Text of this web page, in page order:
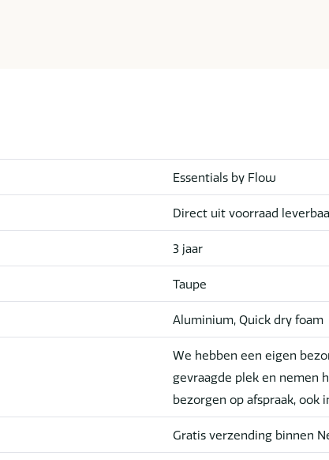
Essentials by Flow
Direct uit voorraad
3 jaar
Taupe
Aluminium, Quick dry foam
We hebben een eigen
gevraagde plek en nemen
bezorgen op afspraak, ook
Gratis verzending binnen